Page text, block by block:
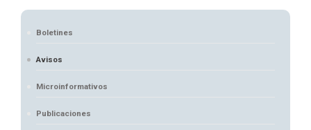
Boletines
Avisos
Microinformativos
Publicaciones